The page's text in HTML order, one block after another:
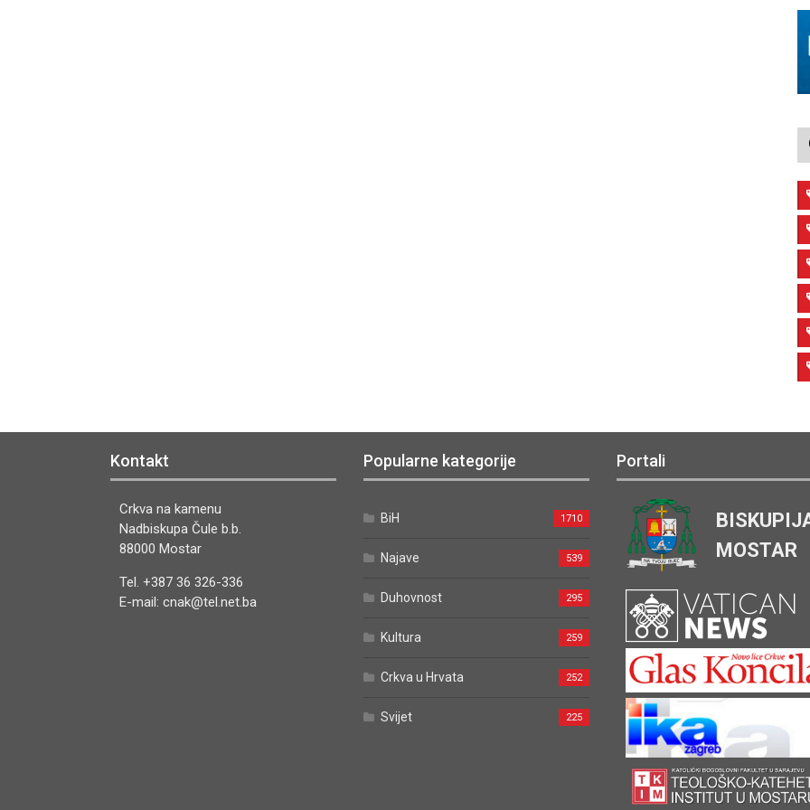
Kontakt
Crkva na kamenu
Nadbiskupa Čule b.b.
88000 Mostar
Tel. +387 36 326-336
E-mail: cnak@tel.net.ba
Popularne kategorije
BiH 1710
Najave 539
Duhovnost 295
Kultura 259
Crkva u Hrvata 252
Svijet 225
Portali
MOSTAR